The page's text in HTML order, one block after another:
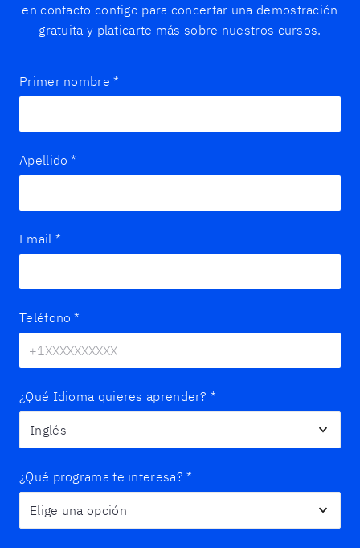
en contacto contigo para concertar una demostración
gratuita y platicarte más sobre nuestros cursos.
Primer nombre *
Apellido *
Email *
Teléfono *
¿Qué Idioma quieres aprender? *
¿Qué programa te interesa? *